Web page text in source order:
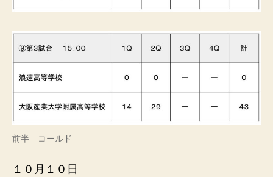
前半 コールド
１０月１０日